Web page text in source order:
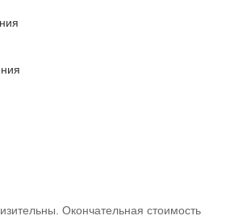
Окончательная стоимость